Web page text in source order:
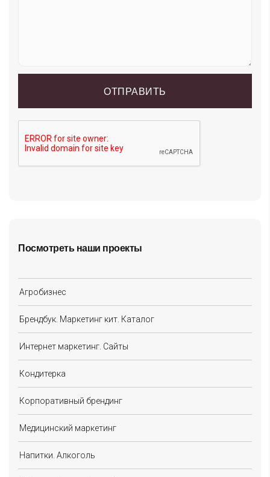
Посмотреть наши проекты
Агробизнес
Брендбук. Маркетинг кит. Каталог
Интернет маркетинг. Сайты
Кондитерка
Корпоративный брендинг
Медицинский маркетинг
Напитки. Алкоголь